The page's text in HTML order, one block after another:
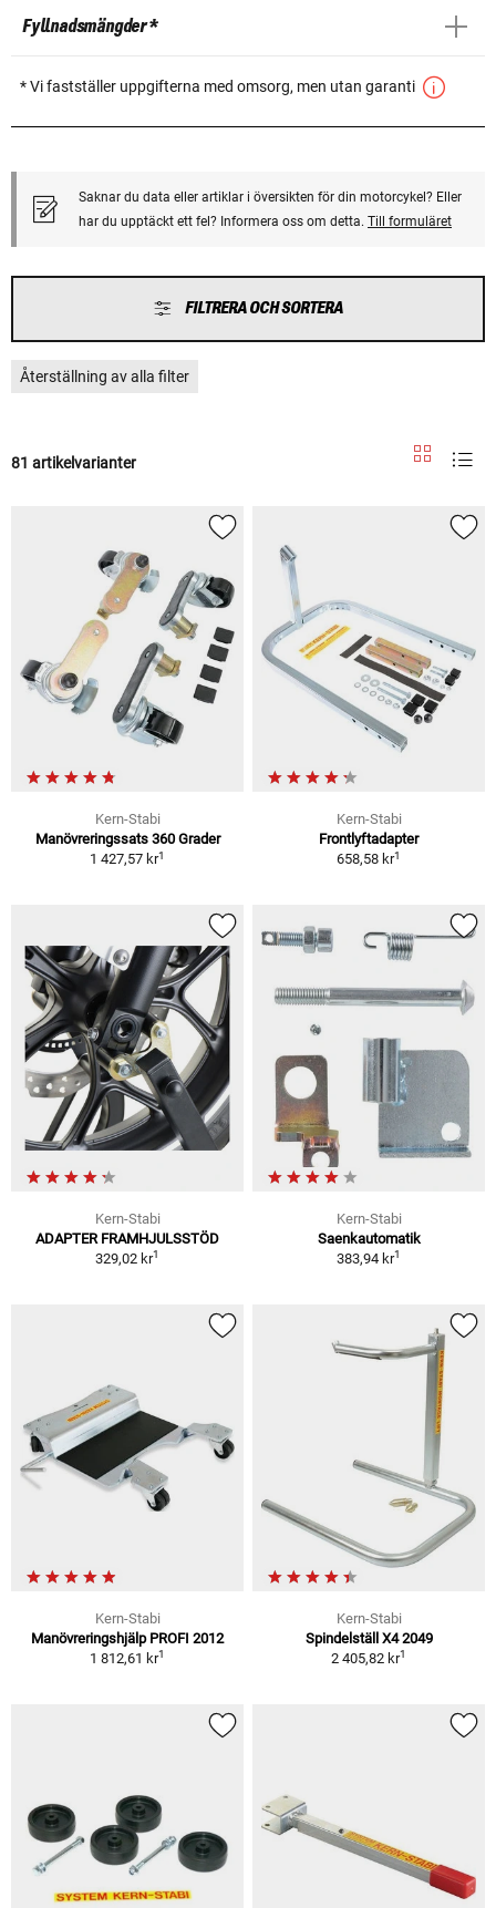
Fyllnadsmängder *
* Vi fastställer uppgifterna med omsorg, men utan garanti
Saknar du data eller artiklar i översikten för din motorcykel? Eller
har du upptäckt ett fel? Informera oss om detta. Till formuläret
FILTRERA OCH SORTERA
Återställning av alla filter
81 artikelvarianter
Kern-Stabi
Manövreringssats 360 Grader
1 427,57 kr1
Kern-Stabi
Frontlyftadapter
658,58 kr1
Kern-Stabi
ADAPTER FRAMHJULSSTÖD
329,02 kr1
Kern-Stabi
Saenkautomatik
383,94 kr1
Kern-Stabi
Manövreringshjälp PROFI 2012
1 812,61 kr1
Kern-Stabi
Spindelställ X4 2049
2 405,82 kr1